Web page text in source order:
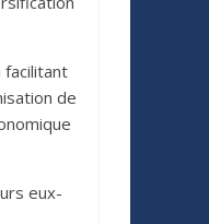
facilitant
de
eux-